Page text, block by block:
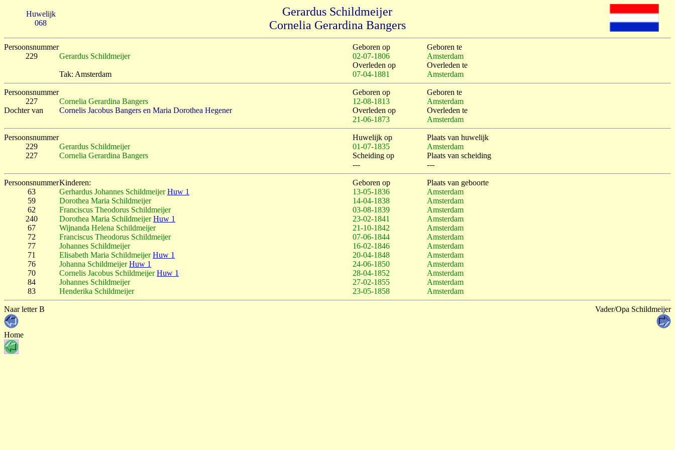
Huwelijk
068
Gerardus Schildmeijer
Cornelia Gerardina Bangers
Persoonsnummer Geboren op
Geboren te
229
Gerardus Schildmeijer 02-07-1806
Amsterdam
Overleden op
Overleden te
Tak: Amsterdam
07-04-1881 Amsterdam
Persoonsnummer Geboren op
Geboren te
227
Cornelia Gerardina Bangers 12-08-1813
Amsterdam
Dochter van
Cornelis Jacobus Bangers en Maria Dorothea Hegener Overleden op
Overleden te
21-06-1873
Amsterdam
Persoonsnummer Huwelijk op
Plaats van huwelijk
229
Gerardus Schildmeijer 01-07-1835
Amsterdam
227
Cornelia Gerardina Bangers Scheiding op
Plaats van scheiding
---
---
PersoonsnummerKinderen: Geboren op
Plaats van geboorte
63
Gerhardus Johannes Schildmeijer Huw 1 13-05-1836
Amsterdam
59
Dorothea Maria Schildmeijer 14-04-1838
Amsterdam
62
Franciscus Theodorus Schildmeijer 03-08-1839
Amsterdam
240
Dorothea Maria Schildmeijer Huw 1 23-02-1841
Amsterdam
67
Wijnanda Helena Schildmeijer 21-10-1842
Amsterdam
72
Franciscus Theodorus Schildmeijer 07-06-1844
Amsterdam
77
Johannes Schildmeijer 16-02-1846
Amsterdam
71
Elisabeth Maria Schildmeijer Huw 1 20-04-1848
Amsterdam
76
Johanna Schildmeijer Huw 1 24-06-1850
Amsterdam
70
Cornelis Jacobus Schildmeijer Huw 1 28-04-1852
Amsterdam
84
Johannes Schildmeijer 27-02-1855
Amsterdam
83
Henderika Schildmeijer 23-05-1858 Amsterdam
Naar letter B Vader/Opa Schildmeijer
Home